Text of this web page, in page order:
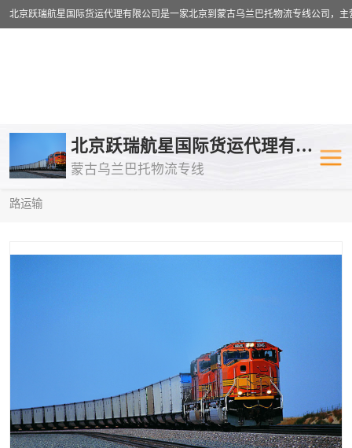
北京跃瑞航星国际货运代理有限公司
蒙古乌兰巴托物流专线
路运输
乌兰巴托物流专线 乌兰巴托铁
乌兰巴托公路运输
中欧班列
蒙古乌兰巴托双清包税 蒙古乌兰巴